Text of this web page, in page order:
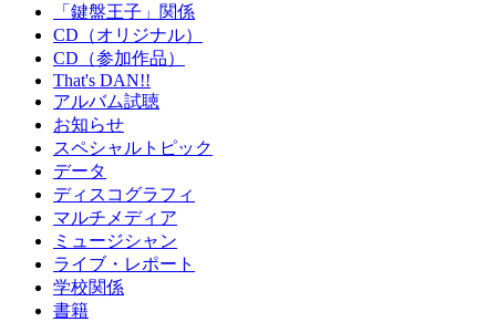
「鍵盤王子」関係
CD（オリジナル）
CD（参加作品）
That's DAN!!
アルバム試聴
お知らせ
スペシャルトピック
データ
ディスコグラフィ
マルチメディア
ミュージシャン
ライブ・レポート
学校関係
書籍